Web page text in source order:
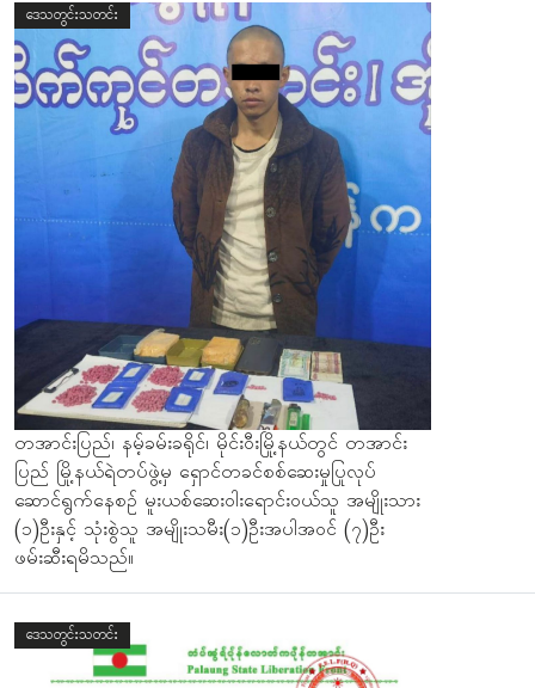
ဒေသတွင်းသတင်း
တအာင်းပြည်၊ နမ့်ခမ်းခရိုင်၊ မိုင်းဝီးမြို့နယ်တွင် တအာင်း
ပြည် မြို့နယ်ရဲတပ်ဖွဲ့မှ ရှောင်တခင်စစ်ဆေးမှုပြုလုပ်
ဆောင်ရွက်နေစဥ် မူးယစ်ဆေးဝါးရောင်းဝယ်သူ အမျိုးသား
(၁)ဦးနှင့် သုံးစွဲသူ အမျိုးသမီး(၁)ဦးအပါအဝင် (၇)ဦး
ဖမ်းဆီးရမိသည်။
ဒေသတွင်းသတင်း